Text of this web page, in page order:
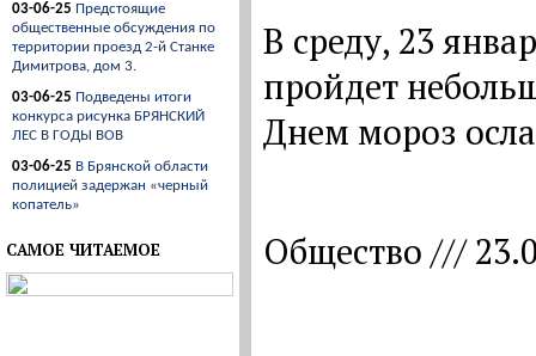
03-06-25 Предстоящие
общественные обсуждения по
территории проезд 2-й Станке
Димитрова, дом 3.
03-06-25 Подведены итоги
конкурса рисунка БРЯНСКИЙ
ЛЕС В ГОДЫ ВОВ
03-06-25 В Брянской области
полицией задержан «черный
копатель»
САМОЕ ЧИТАЕМОЕ
В среду, 23
пройдет
Днем мороз
Общество ///